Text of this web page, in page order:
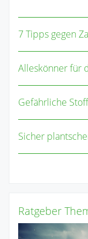
7 Tipps gegen
Alleskönner für
Gefährliche
Sicher
Ratgeber